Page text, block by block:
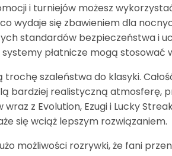
i turniejów możesz
wydaje się zbawieniem dla
standardów bezpieczeństwa i
płatnicze mogą stosować
szaleństwa do klasyki.
bardziej realistyczną atmosferę,
z Evolution, Ezugi i Lucky
się wciąż lepszym rozwiązaniem.
możliwości rozrywki, że fani